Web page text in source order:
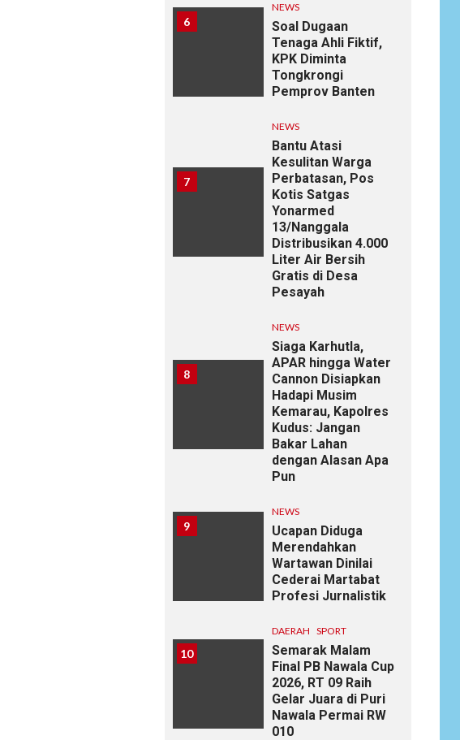
6
NEWS
Soal Dugaan
Tenaga Ahli Fiktif,
KPK Diminta
Tongkrongi
Pemprov Banten
7
NEWS
Bantu Atasi
Kesulitan Warga
Perbatasan, Pos
Kotis Satgas
Yonarmed
13/Nanggala
Distribusikan 4.000
Liter Air Bersih
Gratis di Desa
Pesayah
8
NEWS
Siaga Karhutla,
APAR hingga Water
Cannon Disiapkan
Hadapi Musim
Kemarau, Kapolres
Kudus: Jangan
Bakar Lahan
dengan Alasan Apa
Pun
9
NEWS
Ucapan Diduga
Merendahkan
Wartawan Dinilai
Cederai Martabat
Profesi Jurnalistik
10
DAERAH SPORT
Semarak Malam
Final PB Nawala Cup
2026, RT 09 Raih
Gelar Juara di Puri
Nawala Permai RW
010